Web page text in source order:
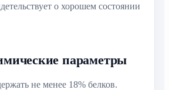
о хорошем состоянии
параметры
не менее 18% белков.